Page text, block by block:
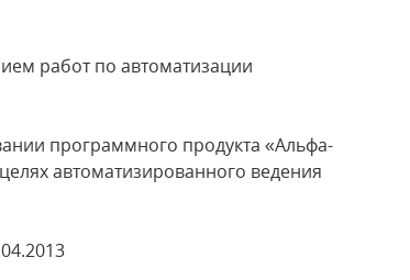
работ по автоматизации
программного продукта «Альфа-
автоматизированного ведения